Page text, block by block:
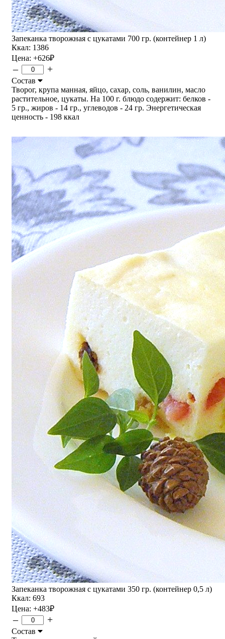
Запеканка творожная с цукатами 700 гр. (контейнер 1 л)
Ккал: 1386
Цена: +626₽
– +
Состав
Творог, крупа манная, яйцо, сахар, соль, ванилин, масло
растительное, цукаты. На 100 г. блюдо содержит: белков -
5 гр., жиров - 14 гр., углеводов - 24 гр. Энергетическая
ценность - 198 ккал
Запеканка творожная с цукатами 350 гр. (контейнер 0,5 л)
Ккал: 693
Цена: +483₽
– +
Состав